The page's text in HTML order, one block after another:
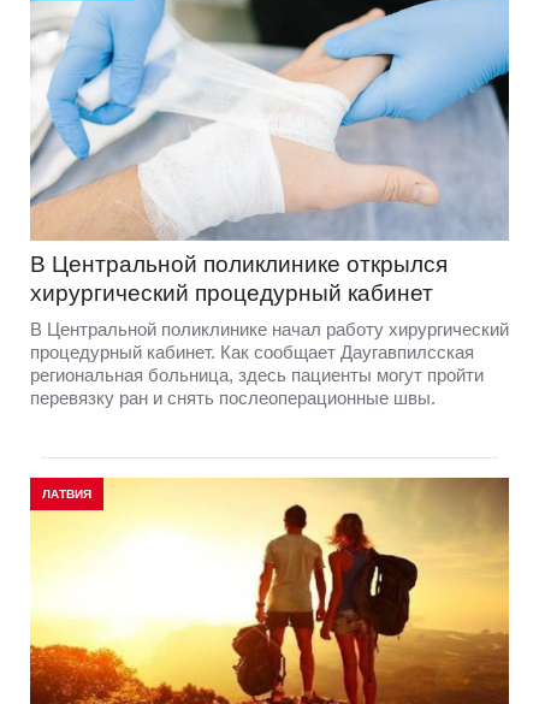
В Центральной поликлинике открылся
хирургический процедурный кабинет
В Центральной поликлинике начал работу хирургический
процедурный кабинет. Как сообщает Даугавпилсская
региональная больница, здесь пациенты могут пройти
перевязку ран и снять послеоперационные швы.
ЛАТВИЯ